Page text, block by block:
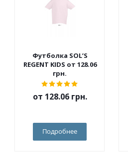
Футболка SOL’S
REGENT KIDS от 128.06
грн.
от 128.06 грн.
Подробнее